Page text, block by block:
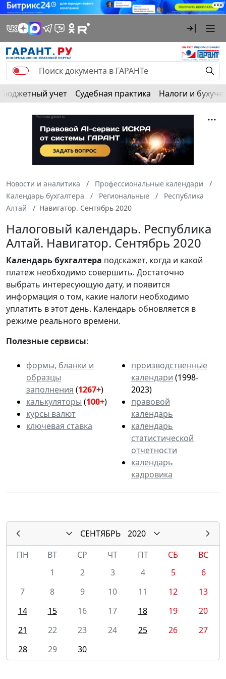
Бюджетный учет Судебная практика Налоги и
Новости и аналитика
Профессиональные календари
Календарь бухгалтера
Региональные
Республика
Алтай
Навигатор. Сентябрь 2020
Налоговый календарь. Республика
Алтай. Навигатор. Сентябрь 2020
Календарьбухгалтера подскажет, когда и какой
платеж необходимо совершить. Достаточно
выбрать интересующую дату, и появится
информация о том, какие налоги необходимо
уплатить в этот день. Календарь обновляется в
режиме реального времени.
Полезные сервисы:
формы, бланки и
образцы
заполнения (1267+)
калькуляторы (100+)
курсы валют
ключевая ставка
производственные
календари (1998-
2023)
правовой
календарь
календарь
статистической
отчетности
календарь
кадровика
СЕНТЯБРЬ
2020
ПН
ВТ СР ЧТ ПТ СБ
ВС
1
2 3 4 5
6
7
8 9 10 11 12
13
14
15 16 17 18 19
20
21
22 23 24 25 26
27
28
29 30